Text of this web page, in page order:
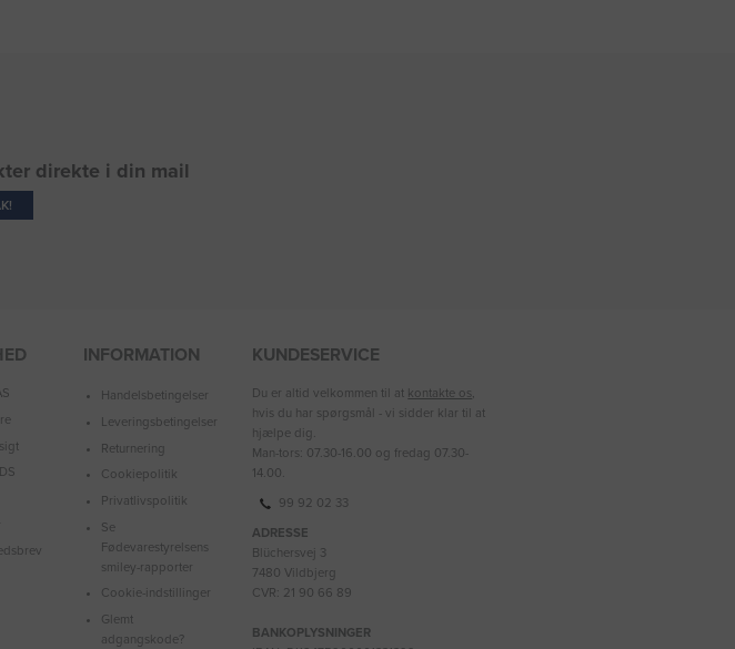
direkte i din mail
INFORMATION
Handelsbetingelser
Leveringsbetingelser
Returnering
Cookiepolitik
Privatlivspolitik
Se
Fødevarestyrelsens
smiley-rapporter
Cookie-indstillinger
Glemt
adgangskode?
KUNDESERVICE
Du er altid velkommen til at kontakte os,
hvis du har spørgsmål - vi sidder klar til at
hjælpe dig.
Man-tors: 07.30-16.00 og fredag 07.30-
14.00.
99 92 02 33
ADRESSE
Blüchersvej 3
7480 Vildbjerg
CVR: 21 90 66 89
BANKOPLYSNINGER